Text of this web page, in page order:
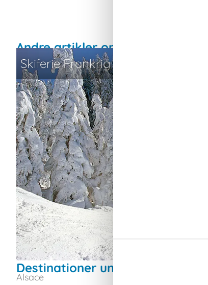
Andre artikler om Frankrig
Skiferie Frankrig
Destinationer under Frankrig
Alsace
Den